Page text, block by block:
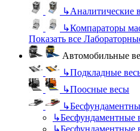
↳Аналитические
↳Компараторы
Показать все
Автомобильные
↳Подкладные
↳Поосные весы
↳
↳Бесфундаментные
↳Бесфундаментные